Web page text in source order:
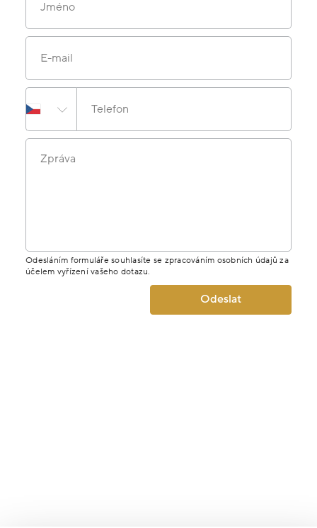
Jméno
E-mail
Telefon
Zpráva
Odesláním formuláře souhlasíte se zpracováním osobních údajů za
účelem vyřízení vašeho dotazu.
Odeslat